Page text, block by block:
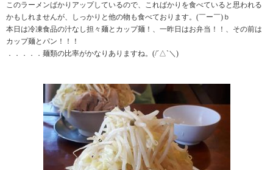
このラーメンばかりアップしているので、こればかりを食べていると思われる
かもしれませんが、しっかりと他の物も食べております。(￣ー￣)ｂ
本日は冷凍食品の汁なし担々麺とカップ麺！、一昨日はお弁当！！、その前は
カップ麺とパン！！！
．．．．．麺類の比率がかなりありますね。(/´△`＼)